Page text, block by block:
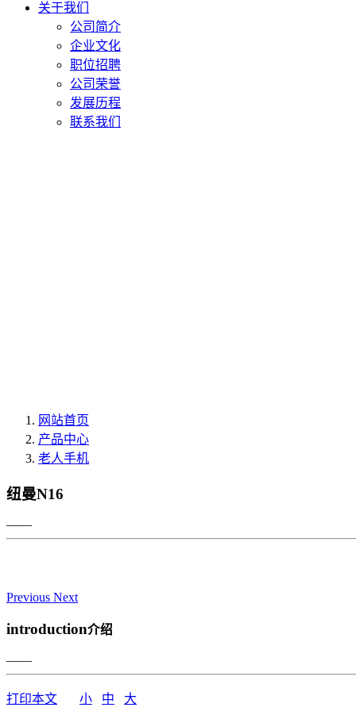
关于我们
公司简介
企业文化
职位招聘
公司荣誉
发展历程
联系我们
网站首页
产品中心
老人手机
纽曼N16
——
Previous Next
introduction介绍
——
打印本文 小 中 大